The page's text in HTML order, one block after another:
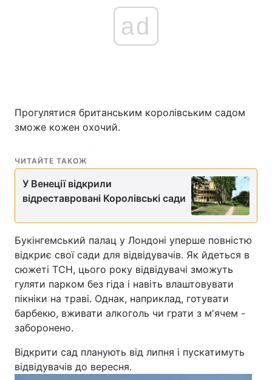
ad
Прогулятися британським королівським садом
зможе кожен охочий.
ЧИТАЙТЕ ТАКОЖ
У Венеції відкрили
відреставровані Королівські сади
Букінгемський палац у Лондоні уперше повністю
відкриє свої сади для відвідувачів. Як йдеться в
сюжеті ТСН, цього року відвідувачі зможуть
гуляти парком без гіда і навіть влаштовувати
пікніки на траві. Однак, наприклад, готувати
барбекю, вживати алкоголь чи грати з м'ячем -
заборонено.
Відкрити сад планують від липня і пускатимуть
відвідувачів до вересня.